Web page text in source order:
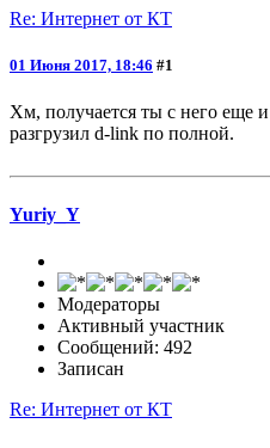
Re: Интернет от КТ
01 Июня 2017, 18:46 #1
Хм, получается ты с него еще
разгрузил d-link по полной.
Yuriy_Y
Модераторы
Активный участник
Сообщений: 492
Записан
Re: Интернет от КТ